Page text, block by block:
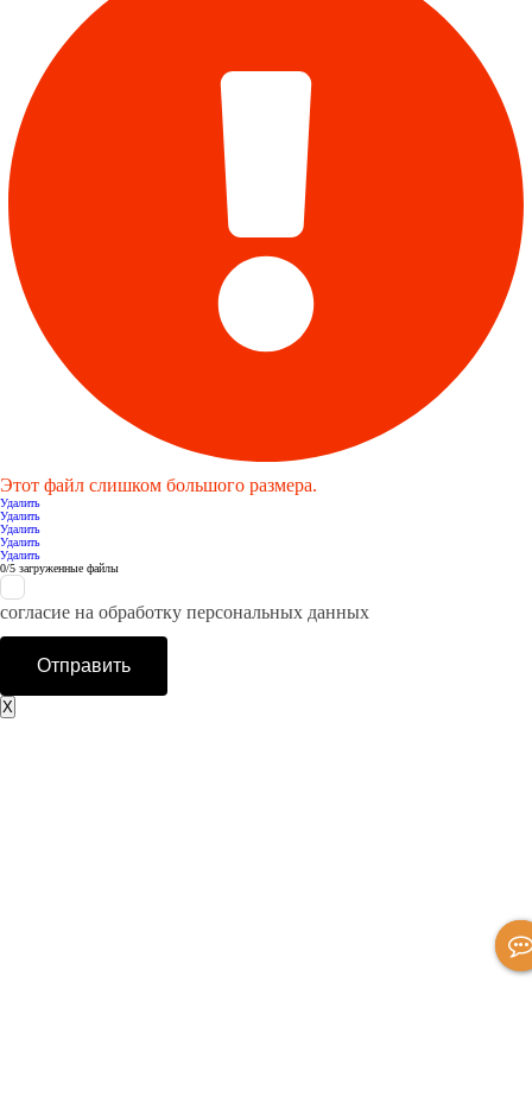
Этот файл слишком большого размера.
Удалить
Удалить
Удалить
Удалить
Удалить
0/5 загруженные файлы
согласие на обработку персональных данных
Отправить
X